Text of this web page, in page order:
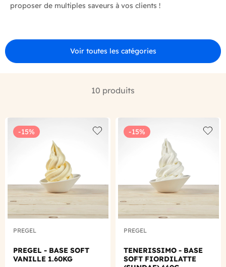
proposer de multiples saveurs à vos clients !
Voir toutes les catégories
10 produits
-15%
Add to wishlist
PREGEL
PREGEL - BASE SOFT
VANILLE 1.60KG
-15%
PREGEL
TENERISSIMO - BASE
SOFT FIORDILATTE